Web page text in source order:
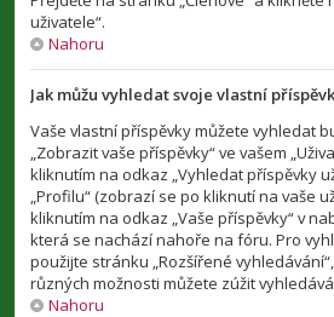
uživatele“.
Nahoru
Jak můžu vyhledat svoje vlastní
Vaše vlastní příspěvky můžete vyhledat
„Zobrazit vaše příspěvky“ ve vašem
kliknutím na odkaz „Vyhledat příspěvky
„Profilu“ (zobrazí se po kliknutí na vaše
kliknutím na odkaz „Vaše příspěvky“ v
která se nachází nahoře na fóru. Pro
použijte stránku „Rozšířené
různých možnosti můžete zúžit
Nahoru